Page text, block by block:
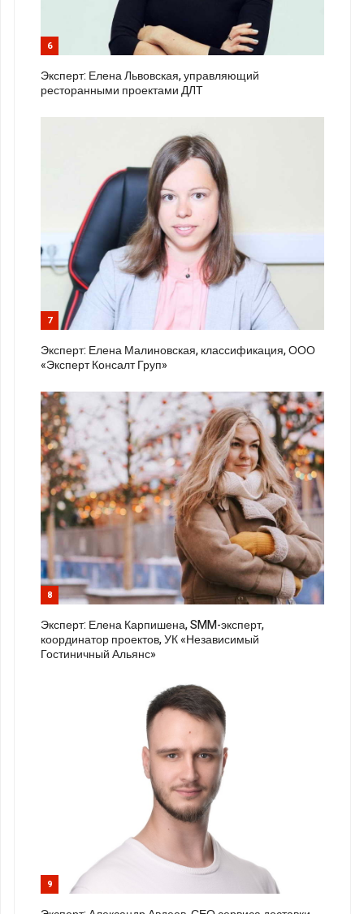
6
Эксперт: Елена Львовская, управляющий
ресторанными проектами ДЛТ
7
Эксперт: Елена Малиновская, классификация, ООО
«Эксперт Консалт Груп»
8
Эксперт: Елена Карпишена, SMM-эксперт,
координатор проектов, УК «Независимый
Гостиничный Альянс»
9